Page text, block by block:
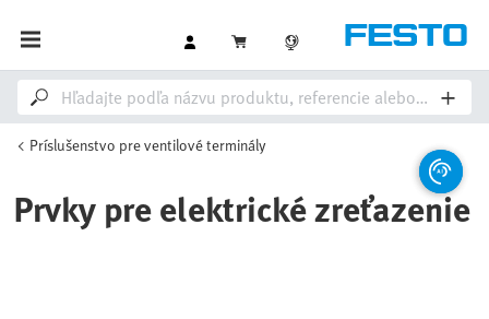
Príslušenstvo pre ventilové terminály
Prvky pre elektrické zreťazenie